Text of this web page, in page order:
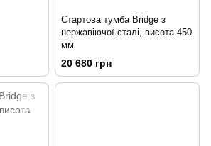
Стартова тумба Bridge з
нержавіючої сталі, висота 450
мм
20 680 грн